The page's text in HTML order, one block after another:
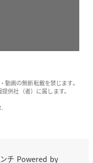
動画の無断転載を禁じます。
供社（者）に属します。
チ Powered by